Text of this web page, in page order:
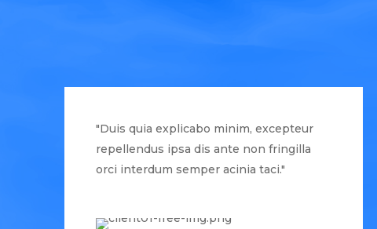
"Duis quia explicabo minim, excepteur
repellendus ipsa dis ante non fringilla
orci interdum semper acinia taci."